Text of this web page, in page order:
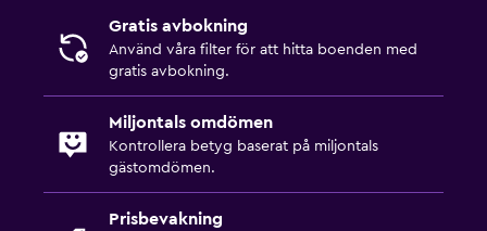
Expressutcheckning
Privat incheckning/utcheckning
Vattenflaska
Gratis avbokning
Använd våra filter för att hitta boenden med
gratis avbokning.
Miljontals omdömen
Kontrollera betyg baserat på miljontals
gästomdömen.
Prisbevakning